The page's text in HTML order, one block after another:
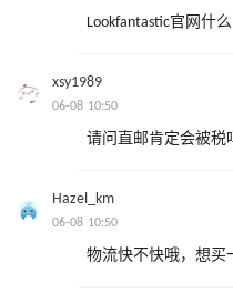
Lookfantastic官网什
xsy1989
06-08 10:50
请问直邮肯定会被税
Hazel_km
06-08 10:50
物流快不快哦，想买